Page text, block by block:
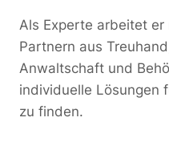
Als Experte arbeitet
Partnern aus
Anwaltschaft und
individuelle Lösungen
zu finden.